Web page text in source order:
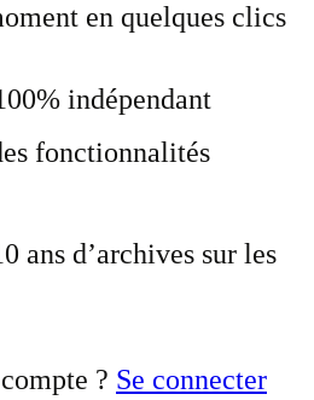
en quelques clics
indépendant
fonctionnalités
ans d’archives sur les
? Se connecter